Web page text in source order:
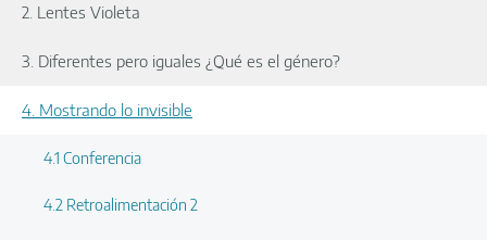
2. Lentes Violeta
3. Diferentes pero iguales ¿Qué es el género?
4. Mostrando lo invisible
4.1 Conferencia
4.2 Retroalimentación 2